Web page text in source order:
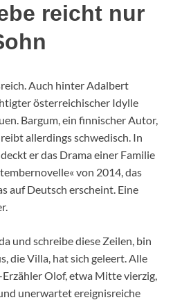
reicht nur
Auch hinter Adalbert
österreichischer Idylle
Bargum, ein finnischer Autor,
allerdings schwedisch. In
er das Drama einer Familie
von 2014, das
auf Deutsch erscheint. Eine
und schreibe diese Zeilen, bin
die Villa, hat sich geleert. Alle
Olof, etwa Mitte vierzig,
unerwartet ereignisreiche